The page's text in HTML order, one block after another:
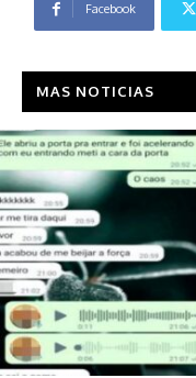
Facebook
MAS NOTICIAS